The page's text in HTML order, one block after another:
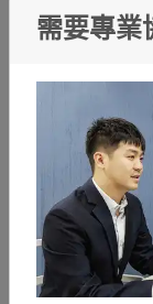
被告人
是你被告，
外或生病住
（詳細請假
核准才完成
場，否則被
偵查或刑事
轄區警察把
沒有被告到
需要專業